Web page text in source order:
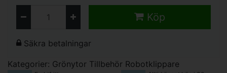
Köp
Säkra betalningar
Kategorier: Grönytor Tillbehör Robotklippare